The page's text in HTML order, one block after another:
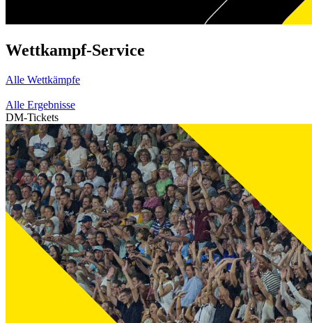
Wettkampf-Service
Alle Wettkämpfe
Alle Ergebnisse
DM-Tickets